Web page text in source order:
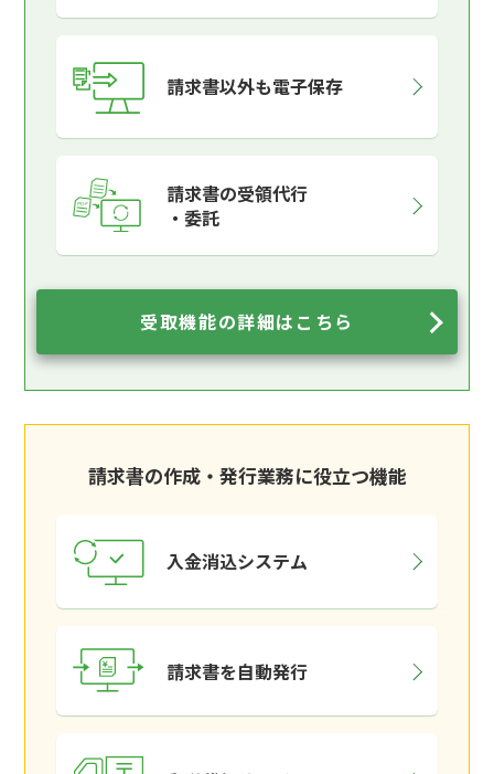
請求書以外も電子保存
請求書の受領代行
・委託
受取機能の詳細はこちら
請求書の作成・発行業務に役立つ機能
入金消込システム
請求書を自動発行